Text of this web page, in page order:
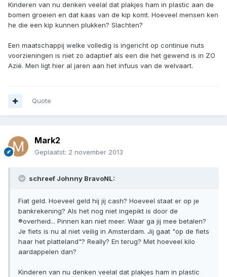
Kinderen van nu denken veelal dat plakjes ham in plastic aan de
bomen groeien en dat kaas van de kip komt. Hoeveel mensen ken
he die een kip kunnen plukken? Slachten?
Een maatschappij welke volledig is ingericht op continue nuts
voorzieningen is niet zo adaptief als een die het gewend is in ZO
Azië. Men ligt hier al jaren aan het infuus van de welvaart.
Quote
Mark2
Geplaatst: 2 november 2013
schreef Johnny BravoNL:
Fiat geld. Hoeveel geld hij jij cash? Hoeveel staat er op je
bankrekening? Als het nog niet ingepikt is door de
®overheid... Pinnen kan niet meer. Waar ga jij mee betalen?
Je fiets is nu al niet veilig in Amsterdam. Jij gaat "op de fiets
haar het platteland"? Really? En terug? Met hoeveel kilo
aardappelen dan?
Kinderen van nu denken veelal dat plakjes ham in plastic